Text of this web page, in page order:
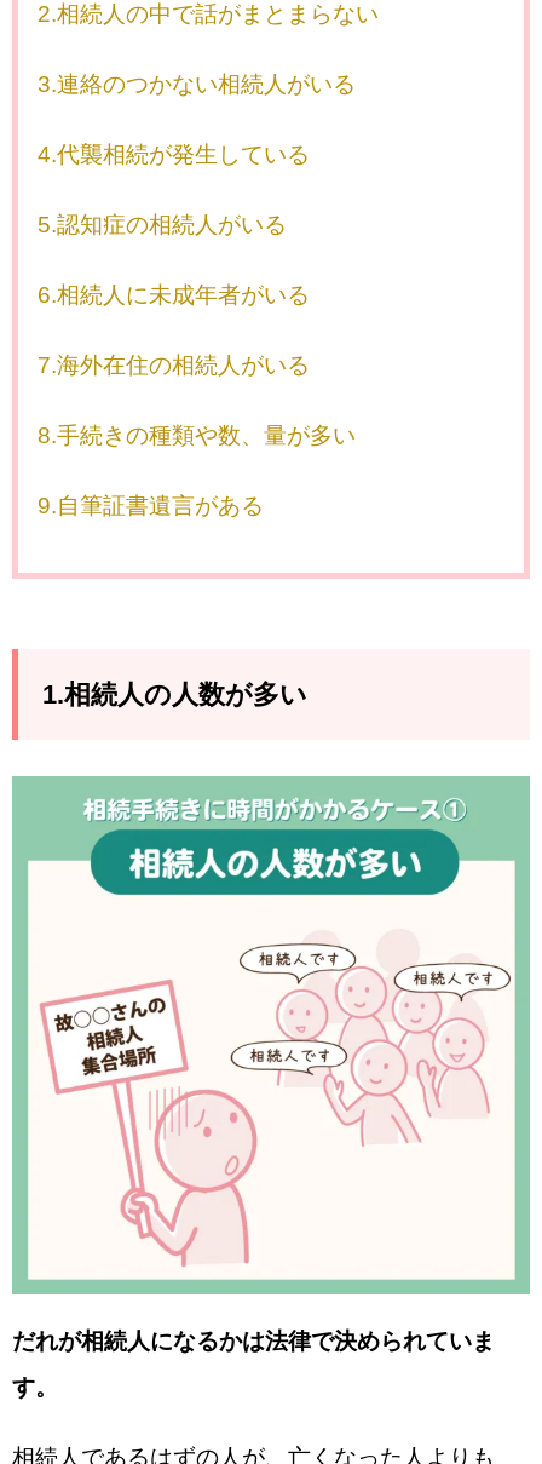
2.相続人の中で話がまとまらない
3.連絡のつかない相続人がいる
4.代襲相続が発生している
5.認知症の相続人がいる
6.相続人に未成年者がいる
7.海外在住の相続人がいる
8.手続きの種類や数、量が多い
9.自筆証書遺言がある
1.相続人の人数が多い
だれが相続人になるかは法律で決められていま
す。
相続人であるはずの人が、亡くなった人よりも